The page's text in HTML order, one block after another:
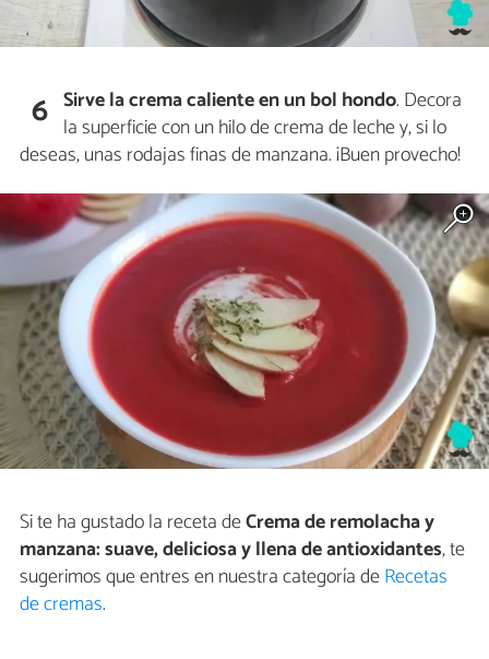
6 Sirve la crema caliente en un bol hondo. Decora
la superficie con un hilo de crema de leche y, si lo
deseas, unas rodajas finas de manzana. ¡Buen provecho!
Si te ha gustado la receta deCrema de remolacha y
manzana: suave, deliciosa y llena de antioxidantes, te
sugerimos que entres en nuestra categoría deRecetas
de cremas.